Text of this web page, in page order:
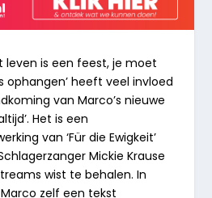
leven is een feest, je moet
ophangen’ heeft veel invloed
van Marco’s nieuwe
Het is een
van ‘Für die Ewigkeit’
Mickie Krause
wist te behalen. In
zelf een tekst